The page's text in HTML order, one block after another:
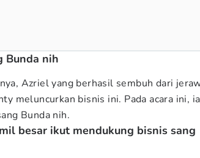
Bunda nih
Azriel yang berhasil sembuh dari
meluncurkan bisnis ini. Pada acara ini, ia
Bunda nih.
besar ikut mendukung bisnis sang